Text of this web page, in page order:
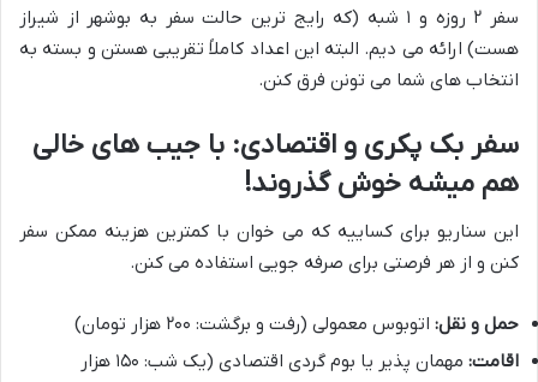
سفر ۲ روزه و ۱ شبه (که رایج ترین حالت سفر به بوشهر از شیراز
هست) ارائه می دیم. البته این اعداد کاملاً تقریبی هستن و بسته به
انتخاب های شما می تونن فرق کنن.
سفر بک پکری و اقتصادی: با جیب های خالی
هم میشه خوش گذروند!
این سناریو برای کساییه که می خوان با کمترین هزینه ممکن سفر
کنن و از هر فرصتی برای صرفه جویی استفاده می کنن.
حمل و نقل: اتوبوس معمولی (رفت و برگشت: ۲۰۰ هزار تومان)
اقامت:
مهمان پذیر یا بوم گردی اقتصادی (یک شب: ۱۵۰ هزار